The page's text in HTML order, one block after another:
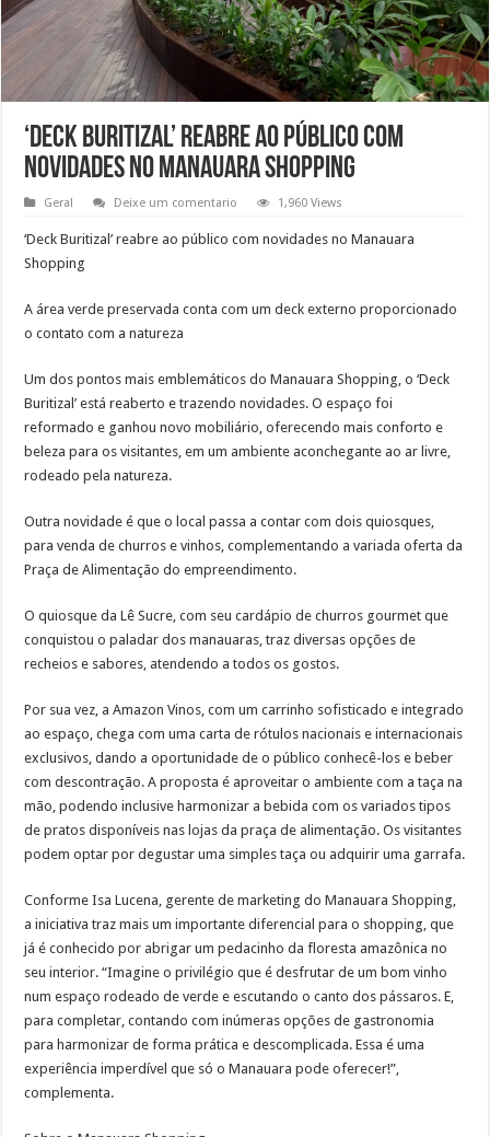
‘Deck Buritizal’ reabre ao público com
novidades no Manauara Shopping
Geral Deixe um comentario 1,960 Views
‘Deck Buritizal’ reabre ao público com novidades no Manauara
Shopping
A área verde preservada conta com um deck externo proporcionado
o contato com a natureza
Um dos pontos mais emblemáticos do Manauara Shopping, o ‘Deck
Buritizal’ está reaberto e trazendo novidades. O espaço foi
reformado e ganhou novo mobiliário, oferecendo mais conforto e
beleza para os visitantes, em um ambiente aconchegante ao ar livre,
rodeado pela natureza.
Outra novidade é que o local passa a contar com dois quiosques,
para venda de churros e vinhos, complementando a variada oferta da
Praça de Alimentação do empreendimento.
O quiosque da Lê Sucre, com seu cardápio de churros gourmet que
conquistou o paladar dos manauaras, traz diversas opções de
recheios e sabores, atendendo a todos os gostos.
Por sua vez, a Amazon Vinos, com um carrinho sofisticado e integrado
ao espaço, chega com uma carta de rótulos nacionais e internacionais
exclusivos, dando a oportunidade de o público conhecê-los e beber
com descontração. A proposta é aproveitar o ambiente com a taça na
mão, podendo inclusive harmonizar a bebida com os variados tipos
de pratos disponíveis nas lojas da praça de alimentação. Os visitantes
podem optar por degustar uma simples taça ou adquirir uma garrafa.
Conforme Isa Lucena, gerente de marketing do Manauara Shopping,
a iniciativa traz mais um importante diferencial para o shopping, que
já é conhecido por abrigar um pedacinho da floresta amazônica no
seu interior. “Imagine o privilégio que é desfrutar de um bom vinho
num espaço rodeado de verde e escutando o canto dos pássaros. E,
para completar, contando com inúmeras opções de gastronomia
para harmonizar de forma prática e descomplicada. Essa é uma
experiência imperdível que só o Manauara pode oferecer!”,
complementa.